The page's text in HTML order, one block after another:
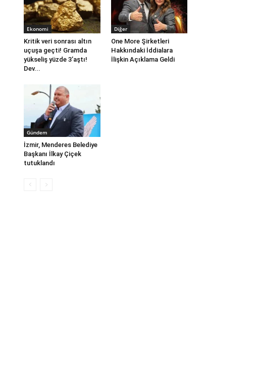
Ekonomi
Kritik veri sonrası altın
uçuşa geçti! Gramda
yükseliş yüzde 3’aştı!
Dev...
Diğer
One More Şirketleri
Hakkındaki İddialara
İlişkin Açıklama Geldi
Gündem
İzmir, Menderes Belediye
Başkanı İlkay Çiçek
tutuklandı